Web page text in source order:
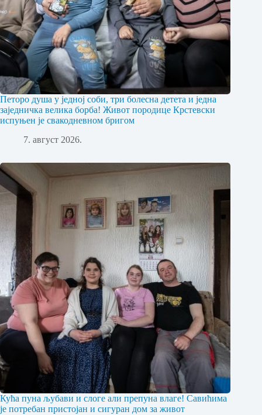
Петоро душа у једној соби, три болесна детета и једна
заједничка велика борба! Живот породице Крстевски
испуњен је свакодневном бригом
7. август 2026.
Кућа пуна љубави и слоге али препуна влаге! Савићима
је потребан пристојан и сигуран дом за живот